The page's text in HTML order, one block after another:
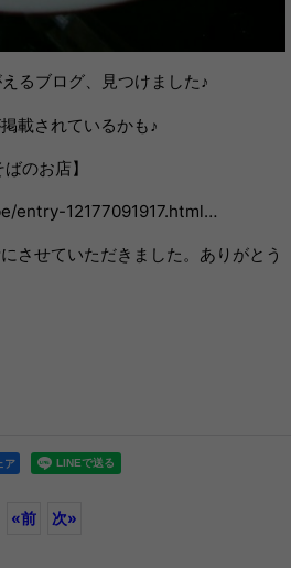
るブログ、見つけました♪
載されているかも♪
のお店】
entry-12177091917.html…
させていただきました。ありがとう
ア
«前 次»